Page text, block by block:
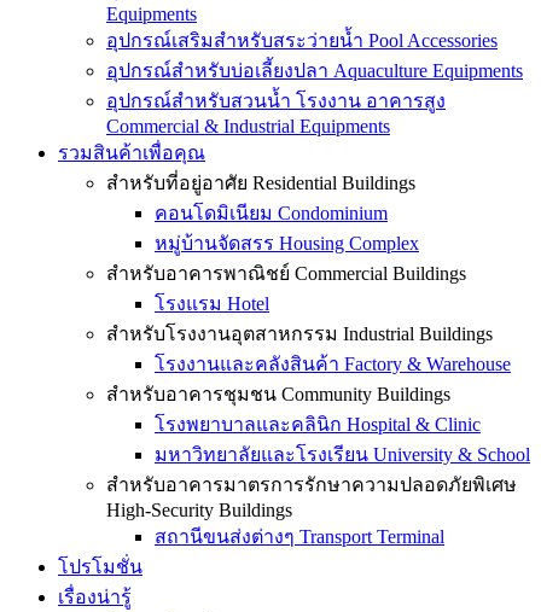
Equipments
อุปกรณ์เสริมสำหรับสระว่ายน้ำ Pool Accessories
อุปกรณ์สำหรับบ่อเลี้ยงปลา Aquaculture Equipments
อุปกรณ์สำหรับสวนน้ำ โรงงาน อาคารสูง
Commercial & Industrial Equipments
รวมสินค้าเพื่อคุณ
สำหรับที่อยู่อาศัย Residential Buildings
คอนโดมิเนียม Condominium
หมู่บ้านจัดสรร Housing Complex
สำหรับอาคารพาณิชย์ Commercial Buildings
โรงแรม Hotel
สำหรับโรงงานอุตสาหกรรม Industrial Buildings
โรงงานและคลังสินค้า Factory & Warehouse
สำหรับอาคารชุมชน Community Buildings
โรงพยาบาลและคลินิก Hospital & Clinic
มหาวิทยาลัยและโรงเรียน University & School
สำหรับอาคารมาตรการรักษาความปลอดภัยพิเศษ
High-Security Buildings
สถานีขนส่งต่างๆ Transport Terminal
โปรโมชั่น
เรื่องน่ารู้